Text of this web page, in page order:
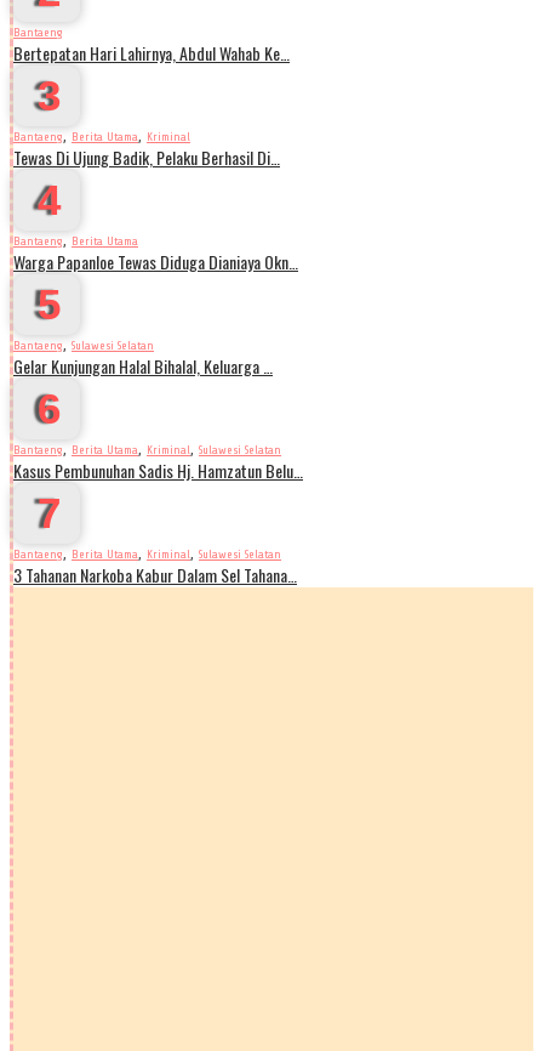
Bantaeng
Bertepatan Hari Lahirnya, Abdul Wahab Ke…
3
Bantaeng, Berita Utama, Kriminal
Tewas Di Ujung Badik, Pelaku Berhasil Di…
4
Bantaeng, Berita Utama
Warga Papanloe Tewas Diduga Dianiaya Okn…
5
Bantaeng, Sulawesi Selatan
Gelar Kunjungan Halal Bihalal, Keluarga …
6
Bantaeng, Berita Utama, Kriminal, Sulawesi Selatan
Kasus Pembunuhan Sadis Hj. Hamzatun Belu…
7
Bantaeng, Berita Utama, Kriminal, Sulawesi Selatan
3 Tahanan Narkoba Kabur Dalam Sel Tahana…